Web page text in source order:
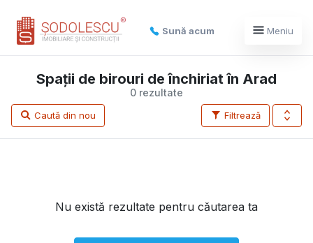
Sună acum Meniu
0 rezultate
Spații de birouri de închiriat în Arad
Filtrează
Caută din nou
Nu există rezultate pentru căutarea ta